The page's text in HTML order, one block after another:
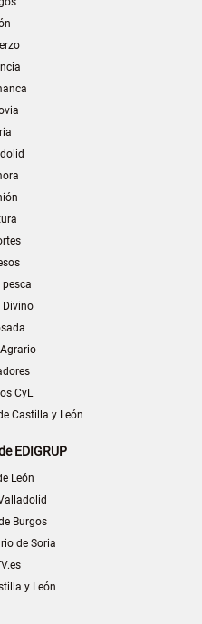
pesca
Divino
CyL
Castilla y León
EDIGRUP
León
Burgos
de Soria
y León